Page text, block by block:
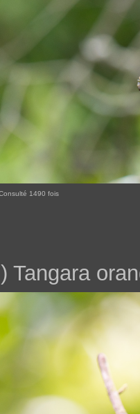
1490 fois
Tangara